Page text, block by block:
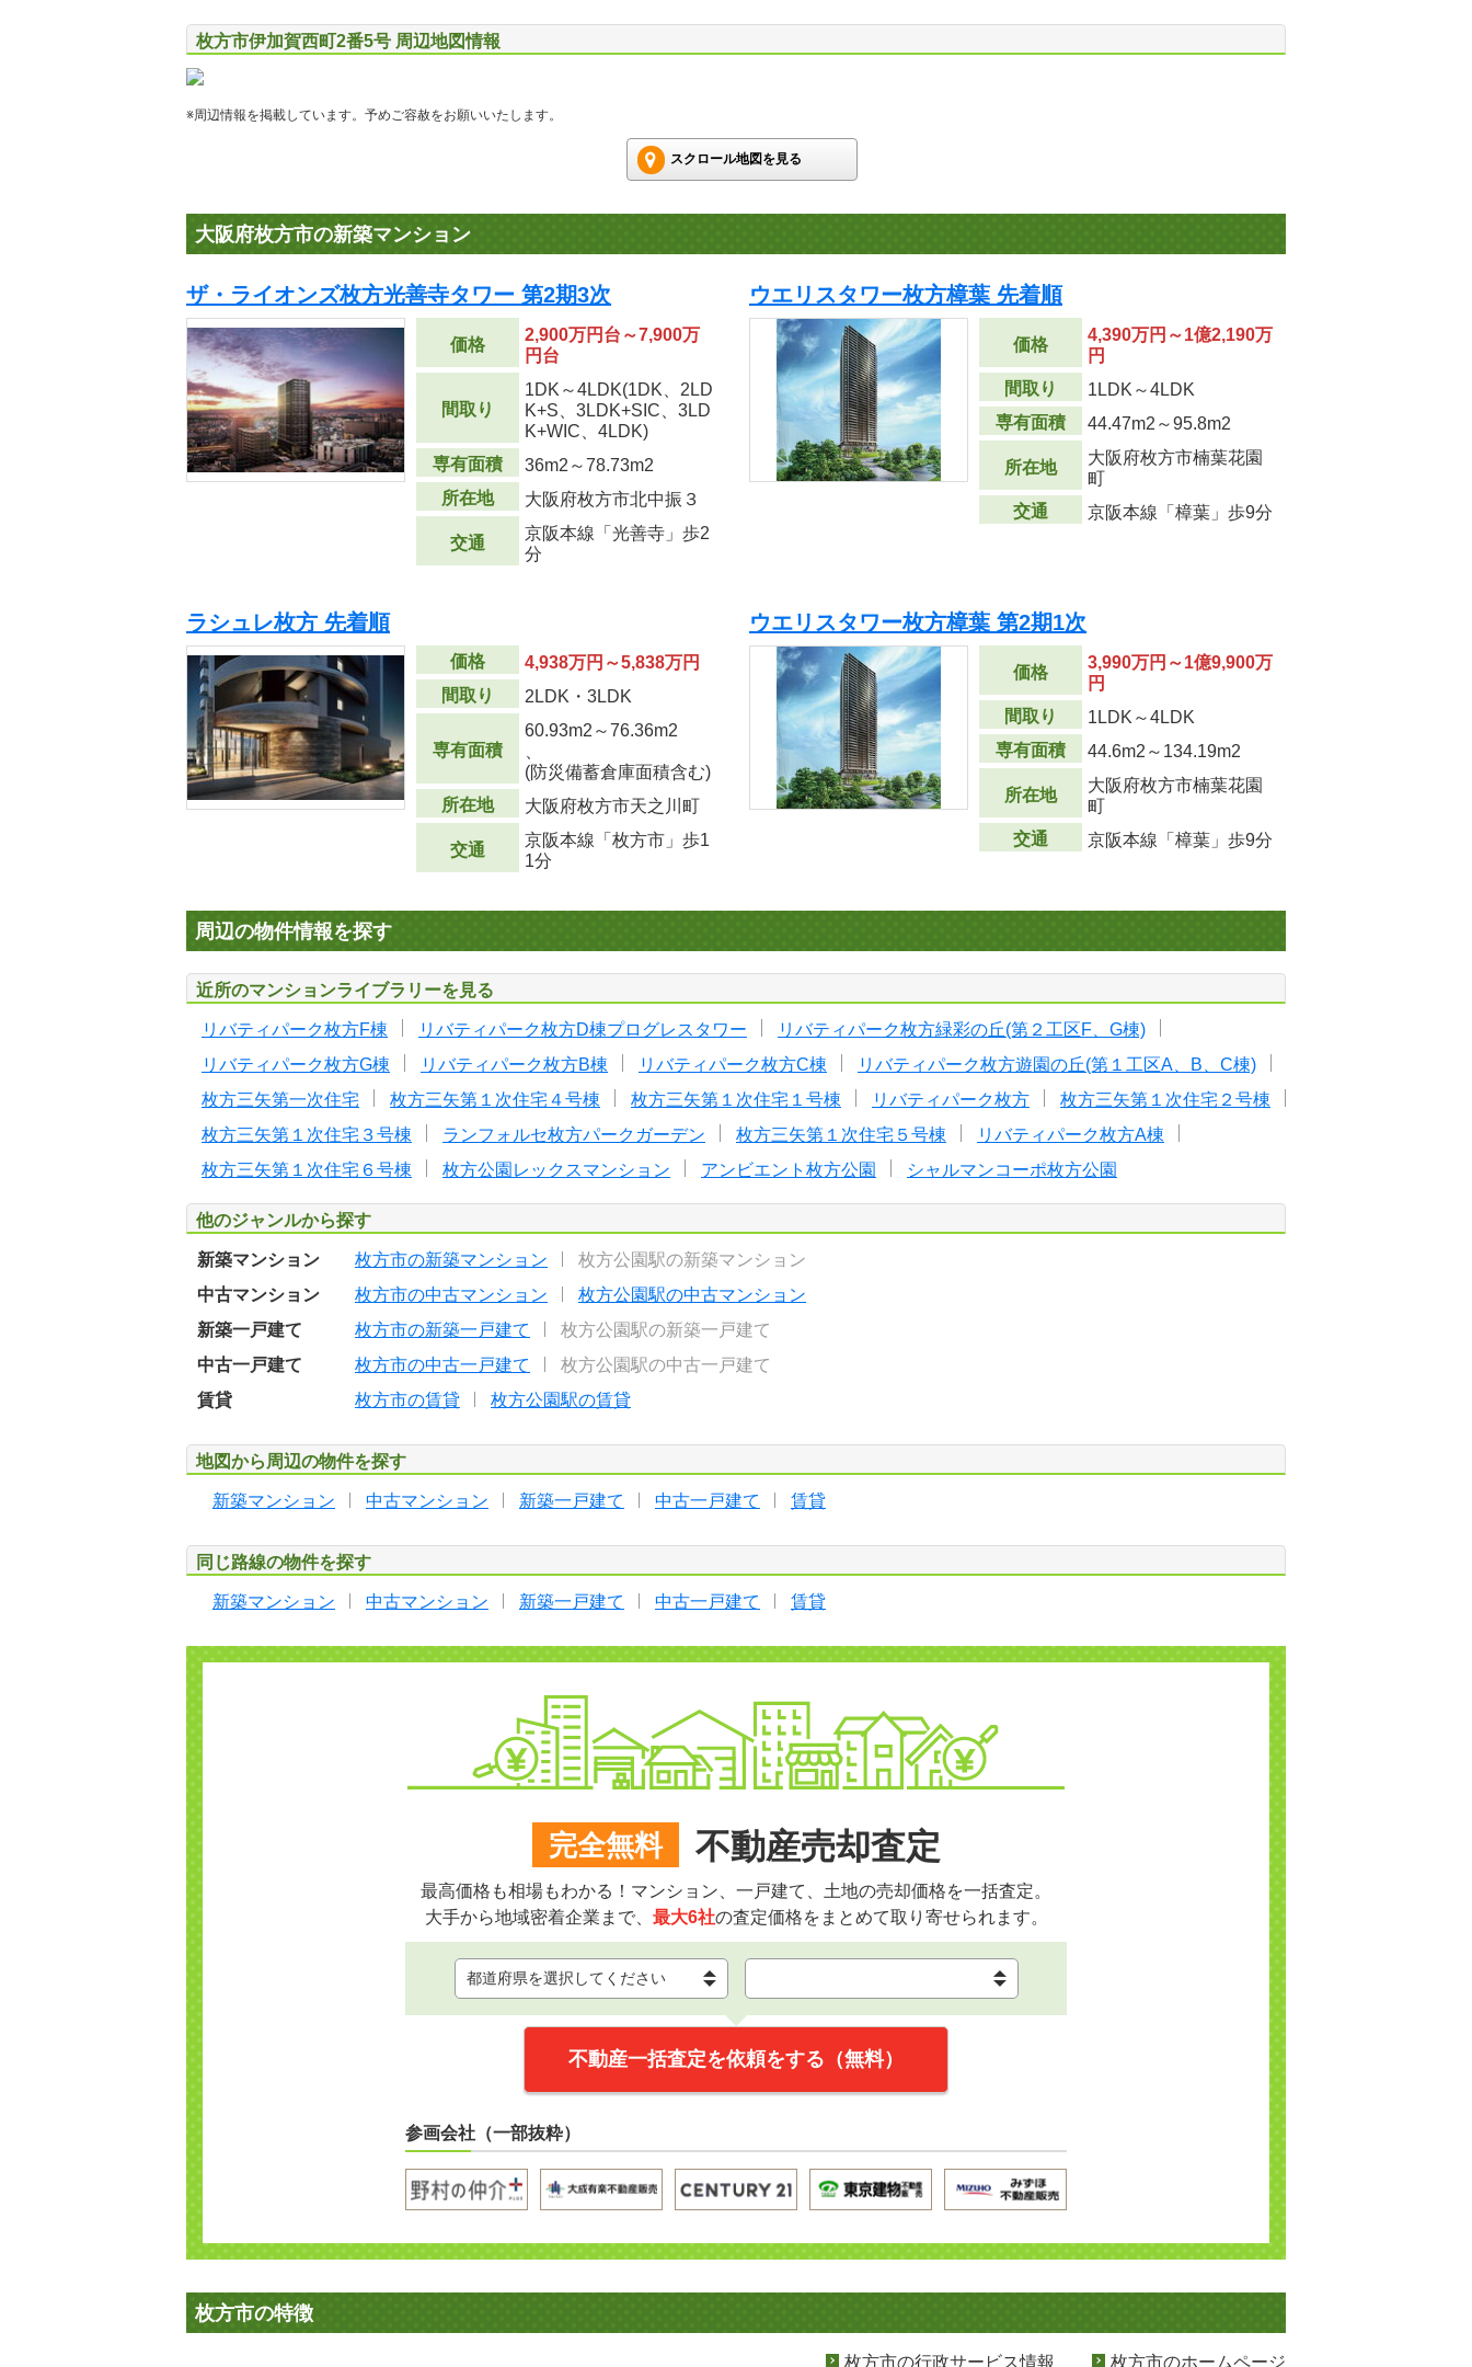
枚方市伊加賀西町2番5号 周辺地図情報
※周辺情報を掲載しています。予めご容赦をお願いいたします。
スクロール地図を見る
大阪府枚方市の新築マンション
ザ・ライオンズ枚方光善寺タワー 第2期3次
価格
2,900万円台～7,900万
円台
間取り
1DK～4LDK(1DK、2LD
K+S、3LDK+SIC、3LD
K+WIC、4LDK)
専有面積
36m2 ～78.73m2
所在地
大阪府枚方市北中振３
交通
京阪本線「光善寺」歩2
分
ウエリスタワー枚方樟葉 先着順
価格
4,390万円～1億2,190万
円
間取り
1LDK～4LDK
専有面積
44.47m2 ～95.8m2
所在地
大阪府枚方市楠葉花園
町
交通
京阪本線「樟葉」歩9分
ラシュレ枚方 先着順
価格
4,938万円～5,838万円
間取り
2LDK・3LDK
専有面積
60.93m2 ～76.36m2
(防災備蓄倉庫面積含む)
所在地
大阪府枚方市天之川町
交通
京阪本線「枚方市」歩1
1分
ウエリスタワー枚方樟葉 第2期1次
価格
3,990万円～1億9,900万
円
間取り
1LDK～4LDK
専有面積
44.6m2 ～134.19m2
所在地
大阪府枚方市楠葉花園
町
交通
京阪本線「樟葉」歩9分
周辺の物件情報を探す
近所のマンションライブラリーを見る
リバティパーク枚方F棟 リバティパーク枚方D棟プログレスタワー
リバティパーク枚方緑彩の丘(第２工区F、G棟)
リバティパーク枚方G棟
リバティパーク枚方B棟 リバティパーク枚方C棟
リバティパーク枚方遊園の丘(第１工区A、B、C棟)
枚方三矢第一次住宅
枚方三矢第１次住宅４号棟 枚方三矢第１次住宅１号棟 リバティパーク枚方
枚方三矢第１次住宅２号棟
枚方三矢第１次住宅３号棟
ランフォルセ枚方パークガーデン 枚方三矢第１次住宅５号棟
リバティパーク枚方A棟
枚方三矢第１次住宅６号棟
枚方公園レックスマンション アンビエント枚方公園 シャルマンコーポ枚方公園
他のジャンルから探す
新築マンション 枚方市の新築マンション
枚方公園駅の新築マンション
中古マンション
枚方市の中古マンション
枚方公園駅の中古マンション
新築一戸建て
枚方市の新築一戸建て
枚方公園駅の新築一戸建て
中古一戸建て
枚方市の中古一戸建て
枚方公園駅の中古一戸建て
賃貸
枚方市の賃貸 枚方公園駅の賃貸
地図から周辺の物件を探す
新築マンション 中古マンション 新築一戸建て 中古一戸建て 賃貸
同じ路線の物件を探す
新築マンション 中古マンション 新築一戸建て 中古一戸建て 賃貸
完全無料 不動産売却査定
最高価格も相場もわかる！マンション、一戸建て、土地の売却価格を一括査定。
大手から地域密着企業まで、 最大6社の査定価格をまとめて取り寄せられます。
不動産一括査定を依頼をする（無料）
参画会社（一部抜粋）
枚方市の特徴
枚方市の行政サービス情報 枚方市のホームページ